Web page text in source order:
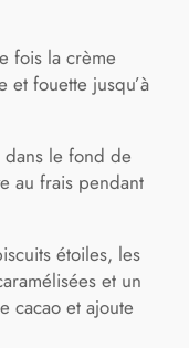
fois la crème
et fouette jusqu’à
le fond de
au frais pendant
étoiles, les
et un
cacao et ajoute